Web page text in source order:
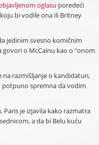
oglasu poredeći
bi vodile ona ili Britney
jedinim svesno komičnim
o McCainu kao o "onom
na razmišljanje o kandidaturi,
potpuno spremna da vodim
je izjavila kako razmatra
a da bi Belu kuću